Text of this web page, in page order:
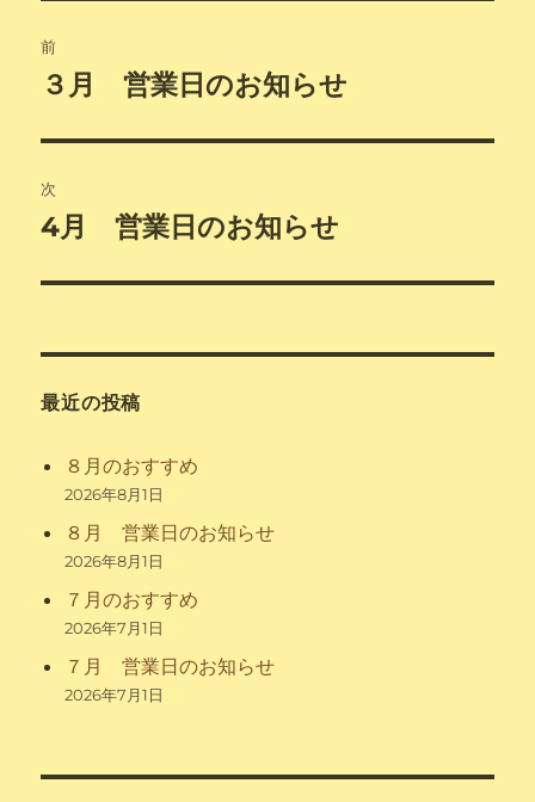
稿
ビ
ゲ
ー
前
前
投
稿:
３月 営業日のお知らせ
次
次
投
4月 営業日のお知らせ
最近の投稿
８月のおすすめ
2026年8月1日
８月 営業日のお知らせ
2026年8月1日
７月のおすすめ
2026年7月1日
７月 営業日のお知らせ
2026年7月1日